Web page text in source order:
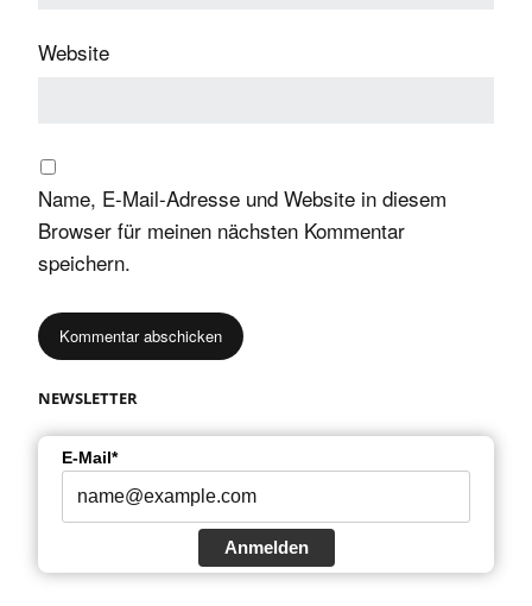
Website
Name, E-Mail-Adresse und Website in diesem
Browser für meinen nächsten Kommentar
speichern.
NEWSLETTER
E-Mail*
Anmelden